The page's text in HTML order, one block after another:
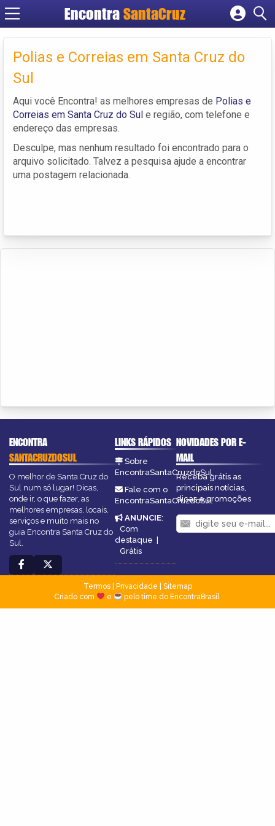
Encontra
Cadastrar empresa
Criar conta
Polias e Correias em Santa Cruz do
Sul
Aqui você Encontra! as melhores empresas de Polias e
Correias em Santa Cruz do Sul e região, com telefone e
endereço das empresas.
Desculpe, mas nenhum resultado foi encontrado para o
arquivo solicitado. Talvez a pesquisa ajude a encontrar
uma postagem relacionada.
ENCONTRA
SANTACRUZDOSUL
O melhor de Santa Cruz do
Sul num só lugar! Dicas,
onde ir, o que fazer, as
melhores empresas, locais,
serviços e muito mais no
guia Encontra Santa Cruz do
Sul.
LINKS RÁPIDOS
Sobre
EncontraSantaCruzdoSul
Fale com o
EncontraSantaCruzdoSul
ANUNCIE:
Com
destaque |
Grátis
NOVIDADES POR E-
MAIL
Receba grátis as
principais notícias,
dicas e promoções
Termos| Privacidade
Sitemap
Criado com
e pelo time do EncontraBrasil